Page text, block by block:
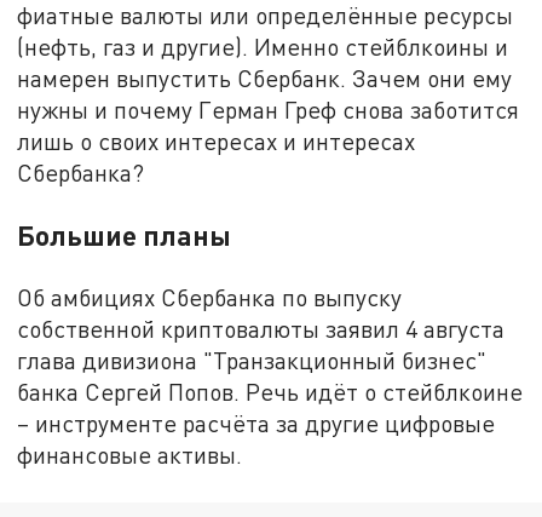
фиатные валюты или определённые ресурсы
(нефть, газ и другие). Именно стейблкоины и
намерен выпустить Сбербанк. Зачем они ему
нужны и почему Герман Греф снова заботится
лишь о своих интересах и интересах
Сбербанка?
Большие планы
Об амбициях Сбербанка по выпуску
собственной криптовалюты заявил 4 августа
глава дивизиона "Транзакционный бизнес"
банка Сергей Попов. Речь идёт о стейблкоине
– инструменте расчёта за другие цифровые
финансовые активы.